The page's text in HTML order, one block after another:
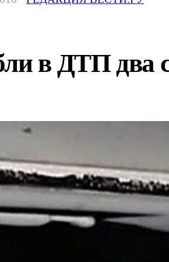
в ДТП